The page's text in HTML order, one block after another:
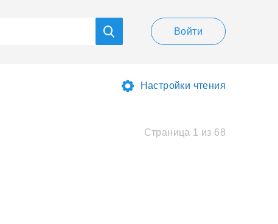
Войти
Настройки чтения
Страница 1 из 68